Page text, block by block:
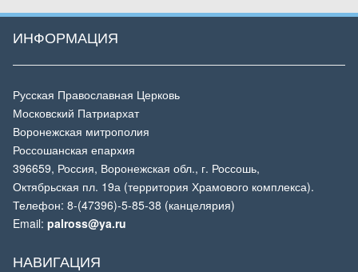
ИНФОРМАЦИЯ
Русская Православная Церковь
Московский Патриархат
Воронежская митрополия
Россошанская епархия
396659, Россия, Воронежская обл., г. Россошь,
Октябрьская пл. 19а (территория Храмового комплекса).
Телефон: 8-(47396)-5-85-38 (канцелярия)
Email: palross@ya.ru
НАВИГАЦИЯ